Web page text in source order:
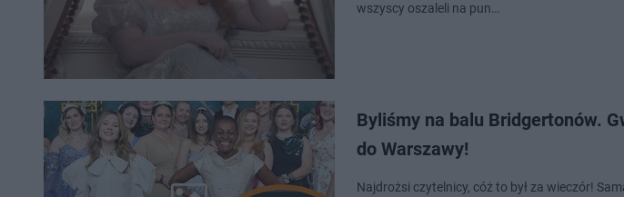
wszyscy oszaleli na pun…
Byliśmy na balu Bridgertonów.
do Warszawy!
Najdrożsi czytelnicy, cóż to był za wieczór!